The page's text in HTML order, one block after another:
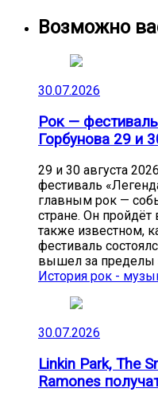
Возможно
30.07.2026
Рок —
Горбунова 29 и
29 и 30 августа
фестиваль
главным рок —
стране. Он
также известном,
фестиваль
вышел за пределы
История рок -
30.07.2026
Linkin Park, The
Ramones